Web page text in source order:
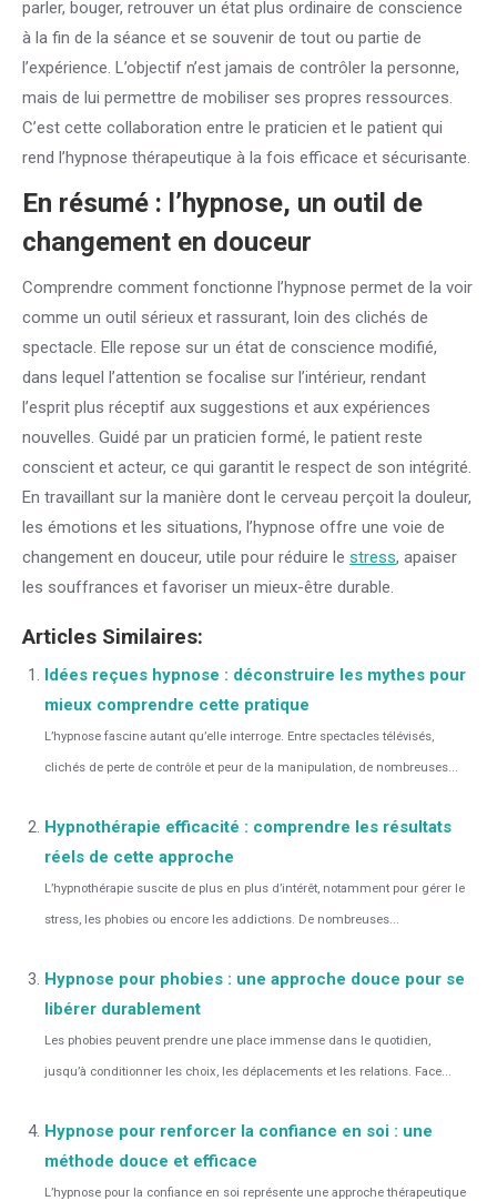
parler, bouger, retrouver un état plus ordinaire de conscience
à la fin de la séance et se souvenir de tout ou partie de
l’expérience. L’objectif n’est jamais de contrôler la personne,
mais de lui permettre de mobiliser ses propres ressources.
C’est cette collaboration entre le praticien et le patient qui
rend l’hypnose thérapeutique à la fois efficace et sécurisante.
En résumé : l’hypnose, un outil de
changement en douceur
Comprendre comment fonctionne l’hypnose permet de la voir
comme un outil sérieux et rassurant, loin des clichés de
spectacle. Elle repose sur un état de conscience modifié,
dans lequel l’attention se focalise sur l’intérieur, rendant
l’esprit plus réceptif aux suggestions et aux expériences
nouvelles. Guidé par un praticien formé, le patient reste
conscient et acteur, ce qui garantit le respect de son intégrité.
En travaillant sur la manière dont le cerveau perçoit la douleur,
les émotions et les situations, l’hypnose offre une voie de
changement en douceur, utile pour réduire le stress, apaiser
les souffrances et favoriser un mieux-être durable.
Articles Similaires:
Idées reçues hypnose : déconstruire les mythes pour
mieux comprendre cette pratique
L’hypnose fascine autant qu’elle interroge. Entre spectacles télévisés,
clichés de perte de contrôle et peur de la manipulation, de nombreuses...
Hypnothérapie efficacité : comprendre les résultats
réels de cette approche
L’hypnothérapie suscite de plus en plus d’intérêt, notamment pour gérer le
stress, les phobies ou encore les addictions. De nombreuses...
Hypnose pour phobies : une approche douce pour se
libérer durablement
Les phobies peuvent prendre une place immense dans le quotidien,
jusqu’à conditionner les choix, les déplacements et les relations. Face...
Hypnose pour renforcer la confiance en soi : une
méthode douce et efficace
L’hypnose pour la confiance en soi représente une approche thérapeutique